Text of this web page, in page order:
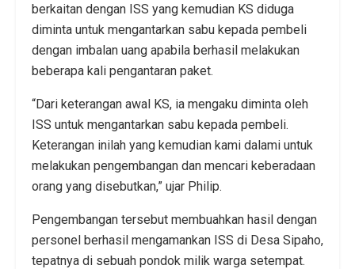
berkaitan dengan ISS yang kemudian KS diduga
diminta untuk mengantarkan sabu kepada pembeli
dengan imbalan uang apabila berhasil melakukan
beberapa kali pengantaran paket.
“Dari keterangan awal KS, ia mengaku diminta oleh
ISS untuk mengantarkan sabu kepada pembeli.
Keterangan inilah yang kemudian kami dalami untuk
melakukan pengembangan dan mencari keberadaan
orang yang disebutkan,” ujar Philip.
Pengembangan tersebut membuahkan hasil dengan
personel berhasil mengamankan ISS di Desa Sipaho,
tepatnya di sebuah pondok milik warga setempat.